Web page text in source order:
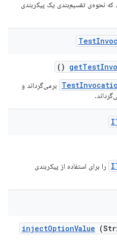
که نحوه‌ی تقسیم‌بندی یک پیکربندی
Test
getTest
()
برمی‌گرداند و
را برای استفاده از پیکربندی
injectOptionValue